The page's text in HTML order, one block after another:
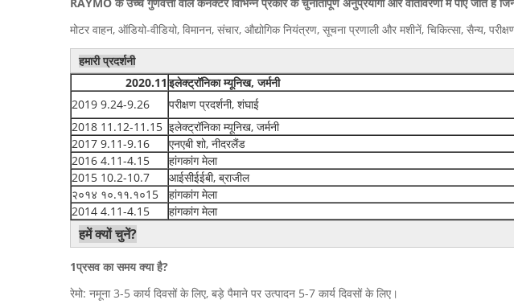
मोटर वाहन, ऑडियो-वीडियो, विमानन, संचार, औद्योगिक नियंत्रण, सूचना प्रणाली और मशीनें, चिकित्सा,
हमारी प्रदर्शनी
2020.11 इलेक्ट्रॉनिका म्यूनिख, जर्मनी
2019 9.24-9.26
परीक्षण प्रदर्शनी, शंघाई
2018 11.12-11.15 इलेक्ट्रॉनिका म्यूनिख, जर्मनी
2017 9.11-9.16
एनएबी शो, नीदरलैंड
2016 4.11-4.15
हांगकांग मेला
2015 10.2-10.7
आईसीईईबी, ब्राजील
२०१४ १०.११.१०15
हांगकांग मेला
2014 4.11-4.15
हांगकांग मेला
हमें क्यों चुनें?
1प्रसव का समय क्या है?
रेमो: नमूना 3-5 कार्य दिवसों के लिए, बड़े पैमाने पर उत्पादन 5-7 कार्य दिवसों के लिए।